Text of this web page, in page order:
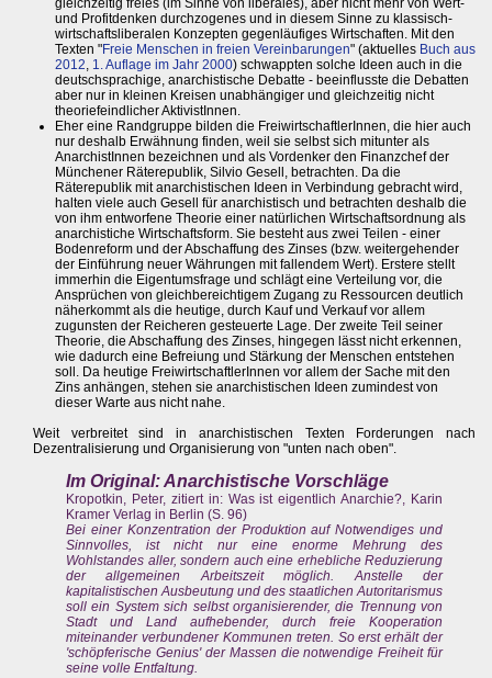
gleichzeitig freies (im Sinne von liberales), aber nicht mehr von Wert-
und Profitdenken durchzogenes und in diesem Sinne zu klassisch-
wirtschaftsliberalen Konzepten gegenläufiges Wirtschaften. Mit den
Texten "Freie Menschen in freien Vereinbarungen" (aktuelles Buch aus
2012, 1. Auflage im Jahr 2000) schwappten solche Ideen auch in die
deutschsprachige, anarchistische Debatte - beeinflusste die Debatten
aber nur in kleinen Kreisen unabhängiger und gleichzeitig nicht
theoriefeindlicher AktivistInnen.
Eher eine Randgruppe bilden die FreiwirtschaftlerInnen, die hier auch
nur deshalb Erwähnung finden, weil sie selbst sich mitunter als
AnarchistInnen bezeichnen und als Vordenker den Finanzchef der
Münchener Räterepublik, Silvio Gesell, betrachten. Da die
Räterepublik mit anarchistischen Ideen in Verbindung gebracht wird,
halten viele auch Gesell für anarchistisch und betrachten deshalb die
von ihm entworfene Theorie einer natürlichen Wirtschaftsordnung als
anarchistiche Wirtschaftsform. Sie besteht aus zwei Teilen - einer
Bodenreform und der Abschaffung des Zinses (bzw. weitergehender
der Einführung neuer Währungen mit fallendem Wert). Erstere stellt
immerhin die Eigentumsfrage und schlägt eine Verteilung vor, die
Ansprüchen von gleichbereichtigem Zugang zu Ressourcen deutlich
näherkommt als die heutige, durch Kauf und Verkauf vor allem
zugunsten der Reicheren gesteuerte Lage. Der zweite Teil seiner
Theorie, die Abschaffung des Zinses, hingegen lässt nicht erkennen,
wie dadurch eine Befreiung und Stärkung der Menschen entstehen
soll. Da heutige FreiwirtschaftlerInnen vor allem der Sache mit den
Zins anhängen, stehen sie anarchistischen Ideen zumindest von
dieser Warte aus nicht nahe.
Weit verbreitet sind in anarchistischen Texten Forderungen nach
Dezentralisierung und Organisierung von "unten nach oben".
Im Original: Anarchistische Vorschläge
Kropotkin, Peter, zitiert in: Was ist eigentlich Anarchie?, Karin
Kramer Verlag in Berlin (S. 96)
Bei einer Konzentration der Produktion auf Notwendiges und
Sinnvolles, ist nicht nur eine enorme Mehrung des
Wohlstandes aller, sondern auch eine erhebliche Reduzierung
der allgemeinen Arbeitszeit möglich. Anstelle der
kapitalistischen Ausbeutung und des staatlichen Autoritarismus
soll ein System sich selbst organisierender, die Trennung von
Stadt und Land aufhebender, durch freie Kooperation
miteinander verbundener Kommunen treten. So erst erhält der
'schöpferische Genius' der Massen die notwendige Freiheit für
seine volle Entfaltung.